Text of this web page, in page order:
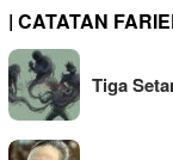
| CATATAN
Tiga